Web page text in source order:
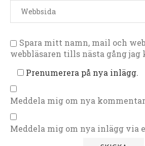
Spara mitt namn, mail och
webbläsaren tills nästa gång jag
Prenumerera på nya inlägg.
Meddela mig om nya
Meddela mig om nya inlägg via